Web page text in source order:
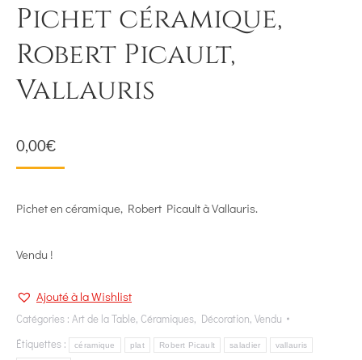
Pichet céramique,
Robert Picault,
Vallauris
0,00€
Pichet en céramique, Robert Picault à Vallauris.
Vendu !
Ajouté à la Wishlist
Catégories : Art de la Table, Céramiques, Décoration, Vendu
Étiquettes :
céramique plat Robert Picault saladier vallauris